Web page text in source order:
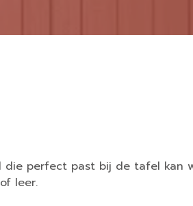
die perfect past bij de tafel kan
leer.